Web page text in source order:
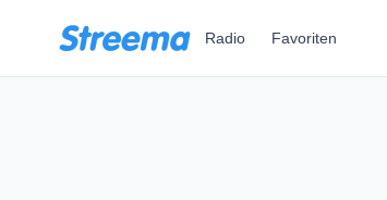
Radio Favoriten